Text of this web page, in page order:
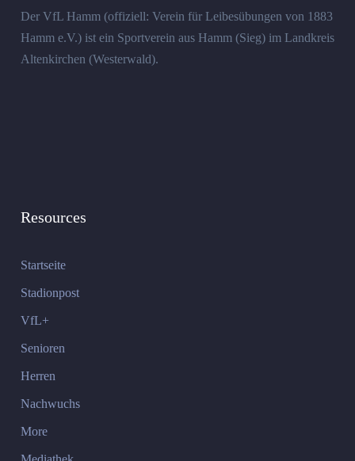
Der VfL Hamm (offiziell: Verein für Leibesübungen von 1883
Hamm e.V.) ist ein Sportverein aus Hamm (Sieg) im Landkreis
Altenkirchen (Westerwald).
Resources
Startseite
Stadionpost
VfL+
Senioren
Herren
Nachwuchs
More